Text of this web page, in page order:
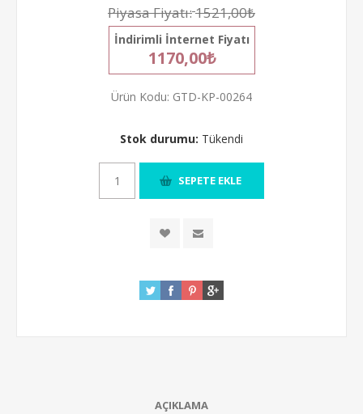
Piyasa Fiyatı:1521,00₺
İndirimli İnternet Fiyatı
1170,00₺
Ürün Kodu: GTD-KP-00264
Stok durumu: Tükendi
AÇIKLAMA